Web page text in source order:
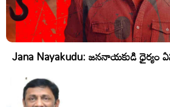
Jana Nayakudu: జననాయకుడి